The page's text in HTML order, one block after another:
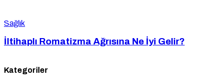
Sağlık
İltihaplı Romatizma Ağrısına Ne İyi Gelir?
Kategoriler